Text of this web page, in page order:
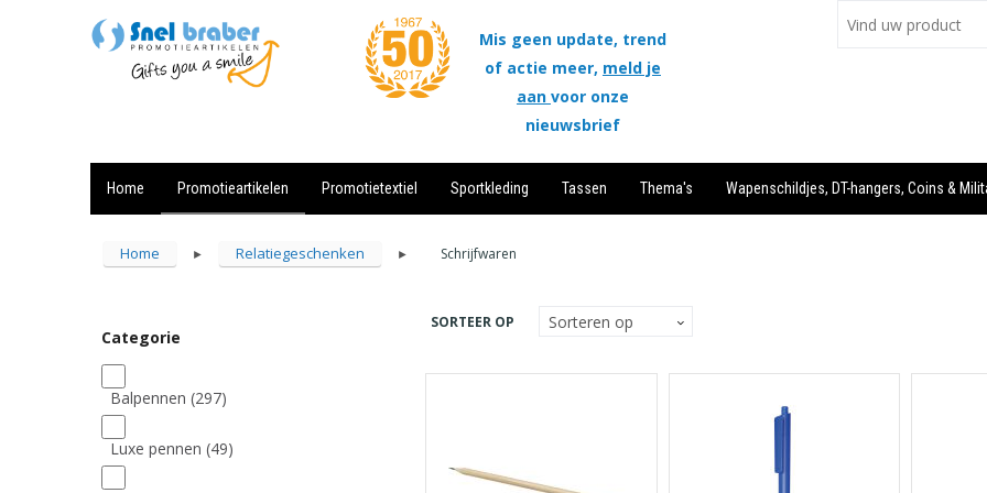
Mis geen update, trend
of actie meer, meld je
aan voor onze
nieuwsbrief
Home Promotieartikelen Promotietextiel Sportkleding Tassen Thema's Wapenschildjes, DT-hangers, Coins &
Home ► Relatiegeschenken ► Schrijfwaren
Categorie
Balpennen (297)
Luxe pennen (49)
SORTEER OP